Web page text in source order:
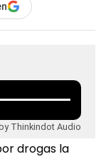
Thinkindot Audio
drogas la